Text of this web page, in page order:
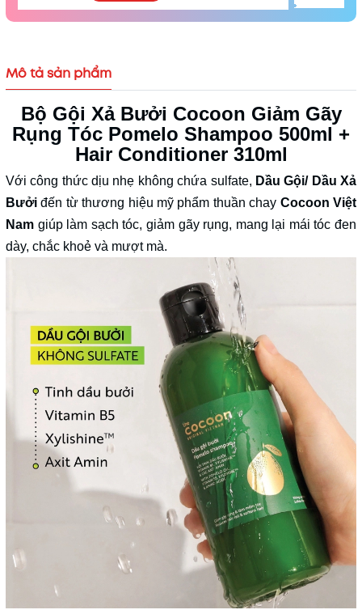
Mô tả sản phẩm
Bộ Gội Xả Bưởi Cocoon Giảm Gãy
Rụng Tóc Pomelo Shampoo 500ml +
Hair Conditioner 310ml
Với công thức dịu nhẹ không chứa sulfate, Dầu Gội/ Dầu Xả
Bưởi đến từthương hiệu mỹ phẩm thuần chay Cocoon Việt
Nam giúp làm sạch tóc, giảm gãy rụng, mang lại mái tóc đen
dày, chắc khoẻ và mượt mà.